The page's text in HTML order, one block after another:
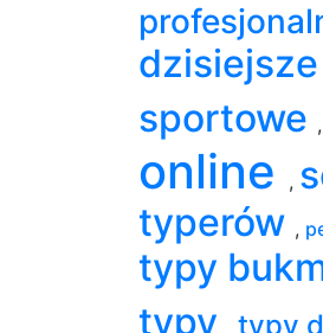
sportowe ,
online
,
typerów ,
typy
typy , typy